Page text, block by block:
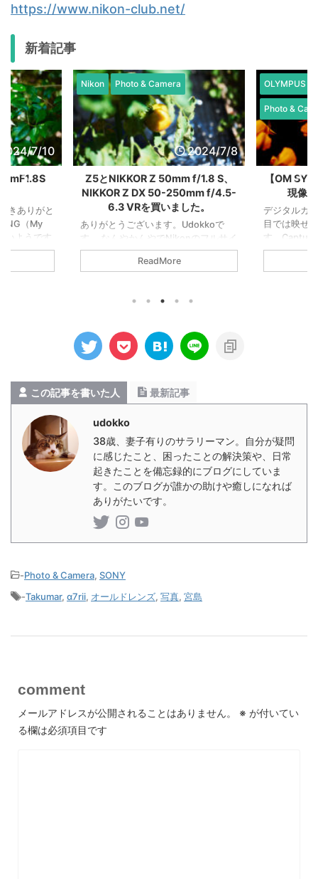
https://www.nikon-club.net/
新着記事
2024/7/8
f/1.8 S、
た。
で
のフルサイ
Nikonデビ
んでい ...
OLYMPUS / OM SYSTEM
Photo & Camera
2024/4/30
【OM SYSTEM】思い切ったRAW
現像で大胆な世界観を。
デジタルカメラとRAW現像は人間の
目では映せない情報を見せてくれま
す。Capture Oneを使ってE-M5で撮
ったRAWデータを大胆に編集してみ
ました。 元の画像がこちら。 思い切
元画像から。 大胆にいじるとこう。
Oneで振り切ってみるとこう。 人間
の目には映らない、正確には光の波長
を自分で選択できないけど、RAW現
で普段見えないものが見えてくる面白
さがあり ...
ReadMore
OLYMPUS /
Photo &
【OM
12-40mm
オリンパス
って牧場へ
人がいるっ
この記事を書いた人 最新記事
udokko
38歳、妻子有りのサラリーマン。自分が疑問
に感じたこと、困ったことの解決策や、日常
起きたことを備忘録的にブログにしていま
す。このブログが誰かの助けや癒しになれば
ありがたいです。
-Photo & Camera, SONY
-Takumar, α7rii, オールドレンズ, 写真, 宮島
comment
メールアドレスが公開されることはありません。 ※ が付いてい
る欄は必須項目です